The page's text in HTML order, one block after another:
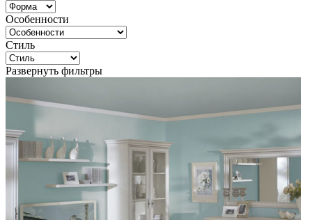
Особенности
Стиль
Развернуть фильтры